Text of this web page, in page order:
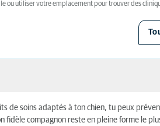
ou utiliser votre emplacement pour trouver des
de soins adaptés à ton chien, tu peux
compagnon reste en pleine forme le